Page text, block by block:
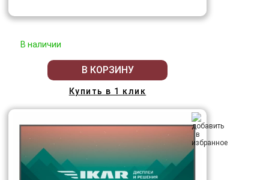
В наличии
В КОРЗИНУ
Купить в 1 клик